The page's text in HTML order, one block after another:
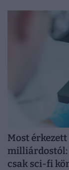
könyvpiacon
Most
milliárdostól:
csak sci-fi